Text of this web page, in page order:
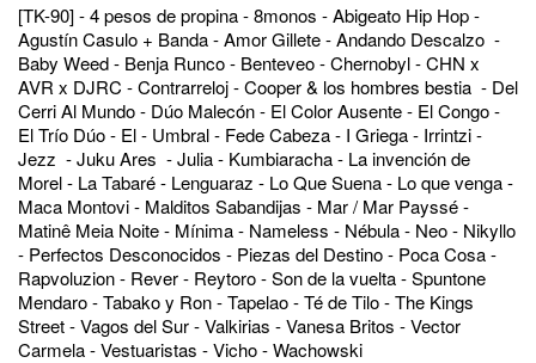
[TK-90] - 4 pesos de propina - 8monos - Abigeato Hip Hop -
Agustín Casulo + Banda - Amor Gillete - Andando Descalzo -
Baby Weed - Benja Runco - Benteveo - Chernobyl - CHN x
AVR x DJRC - Contrarreloj - Cooper & los hombres bestia - Del
Cerri Al Mundo - Dúo Malecón - El Color Ausente - El Congo -
El Trío Dúo - El - Umbral - Fede Cabeza - I Griega - Irrintzi -
Jezz - Juku Ares - Julia - Kumbiaracha - La invención de
Morel - La Tabaré - Lenguaraz - Lo Que Suena - Lo que venga -
Maca Montovi - Malditos Sabandijas - Mar / Mar Payssé -
Matinê Meia Noite - Mínima - Nameless - Nébula - Neo - Nikyllo
- Perfectos Desconocidos - Piezas del Destino - Poca Cosa -
Rapvoluzion - Rever - Reytoro - Son de la vuelta - Spuntone
Mendaro - Tabako y Ron - Tapelao - Té de Tilo - The Kings
Street - Vagos del Sur - Valkirias - Vanesa Britos - Vector
Carmela - Vestuaristas - Vicho - Wachowski